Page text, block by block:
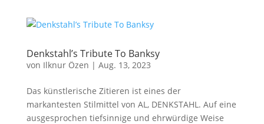
Denkstahl’s Tribute To Banksy
von Ilknur Özen | Aug. 13, 2023
Das künstlerische Zitieren ist eines der
markantesten Stilmittel von AL, DENKSTAHL. Auf eine
ausgesprochen tiefsinnige und ehrwürdige Weise